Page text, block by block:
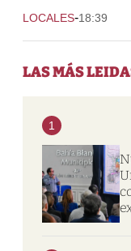
LOCALES-18:39
LAS MÁS
1